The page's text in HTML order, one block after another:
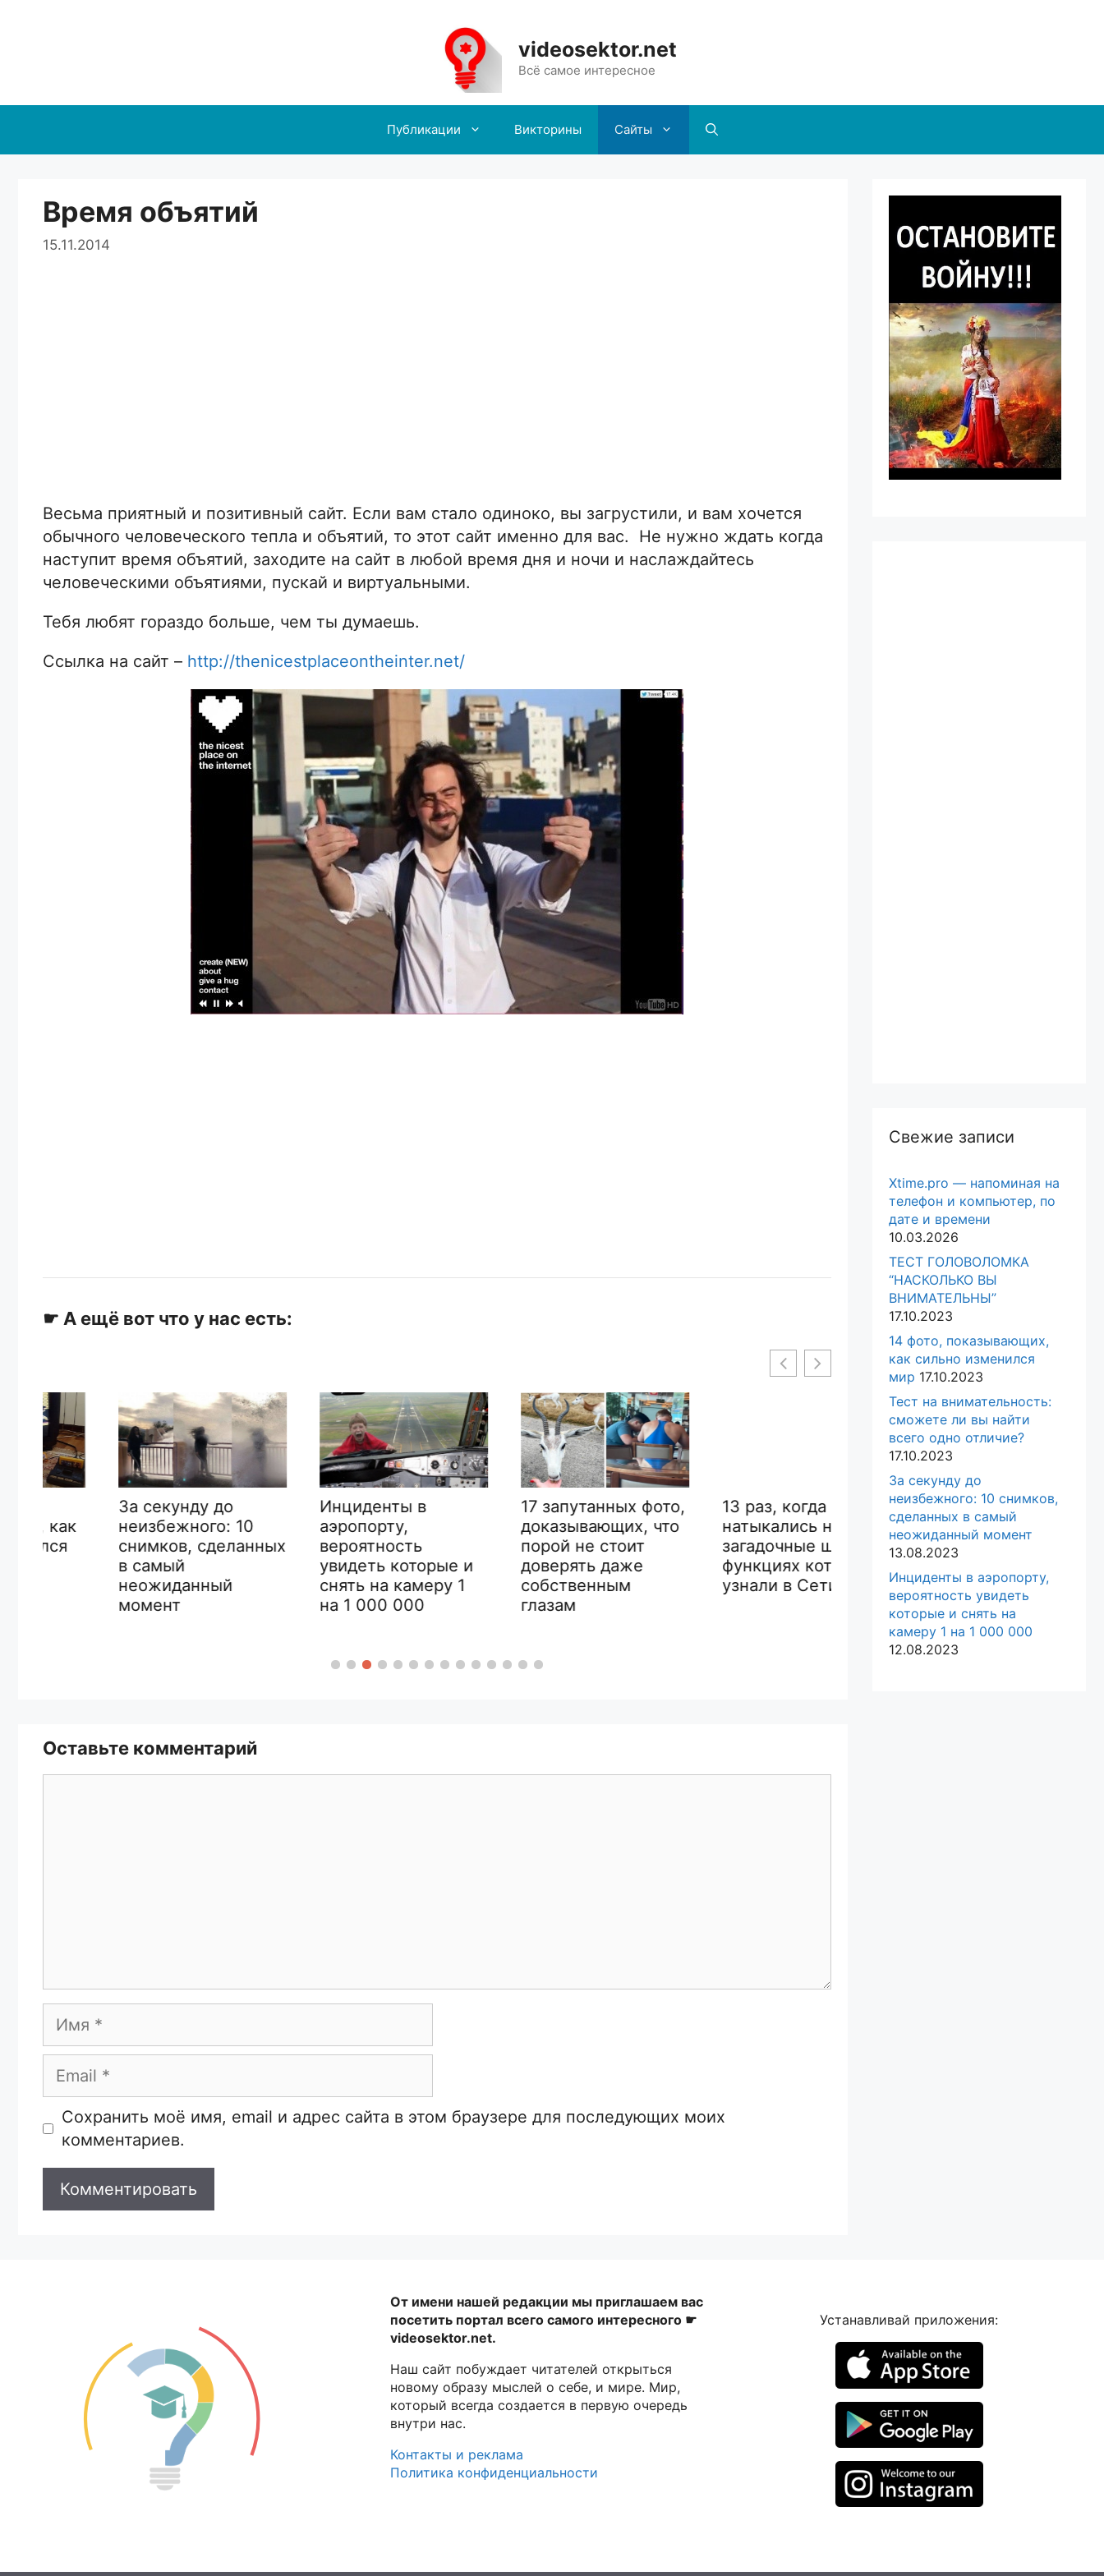
videosektor.net
Всё самое интересное
Публикации Викторины Сайты
Время объятий
15.11.2014
Весьма приятный и позитивный сайт. Если вам стало одиноко, вы загрустили, и вам хочется
обычного человеческого тепла и объятий, то этот сайт именно для вас. Не нужно ждать когда
наступит время объятий, заходите на сайт в любой время дня и ночи и наслаждайтесь
человеческими объятиями, пускай и виртуальными.
Тебя любят гораздо больше, чем ты думаешь.
Ссылка на сайт – http://thenicestplaceontheinter.net/
☛ А ещё вот что у нас есть:
За секунду до
неизбежного: 10
снимков, сделанных
в самый
неожиданный
момент
Инциденты в
аэропорту,
вероятность
увидеть которые и
снять на камеру 1
на 1 000 000
17 запутанных фото,
доказывающих, что
порой не стоит
доверять даже
собственным
13 раз, когда люди
натыкались на
загадочные штуки, о
функциях которых
узнали в Сети
17 настолько
смешных
автомобилей, что их
сфотографировать
Оставьте комментарий
Имя
Email
Сайт
Сохранить моё имя, email и адрес сайта в этом браузере для последующих моих
комментариев.
Свежие записи
Xtime.pro — напоминая на
телефон и компьютер, по
дате и времени
10.03.2026
ТЕСТ ГОЛОВОЛОМКА
“НАСКОЛЬКО ВЫ
ВНИМАТЕЛЬНЫ”
17.10.2023
14 фото, показывающих,
как сильно изменился
мир 17.10.2023
Тест на внимательность:
сможете ли вы найти
всего одно отличие?
17.10.2023
За секунду до
неизбежного: 10 снимков,
сделанных в самый
неожиданный момент
13.08.2023
Инциденты в аэропорту,
вероятность увидеть
которые и снять на
камеру 1 на 1 000 000
12.08.2023
От имени нашей редакции мы приглашаем вас
посетить портал всего самого интересного ☛
videosektor.net.
Наш сайт побуждает читателей открыться
новому образу мыслей о себе, и мире. Мир,
который всегда создается в первую очередь
внутри нас.
Контакты и реклама
Политика конфиденциальности
Устанавливай приложения: